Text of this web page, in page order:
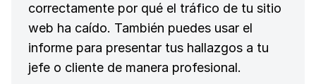
correctamente por qué el tráfico de tu sitio
web ha caído. También puedes usar el
informe para presentar tus hallazgos a tu
jefe o cliente de manera profesional.